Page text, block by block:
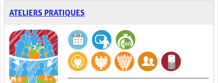
ATELIERS PRATIQUES